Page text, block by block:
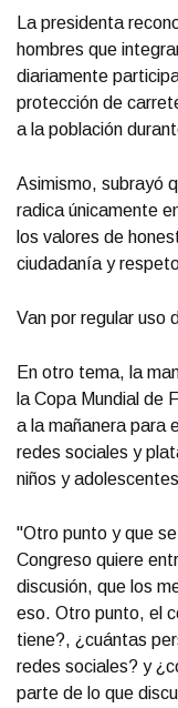
La presidenta
hombres que
diariamente
protección de
a la población
Asimismo, subrayó
radica únicamente
los valores de
ciudadanía y
Van por regular uso
En otro tema, la
la Copa Mundial de
a la mañanera para
redes sociales y
niños y
"Otro punto y que
Congreso quiere
discusión, que los
eso. Otro punto, el
tiene?, ¿cuántas
redes sociales? y
parte de lo que